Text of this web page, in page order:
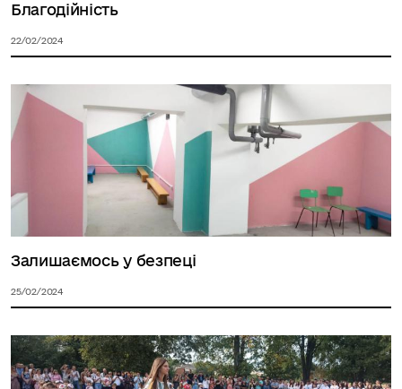
Благодійність
22/02/2024
Залишаємось у безпеці
25/02/2024